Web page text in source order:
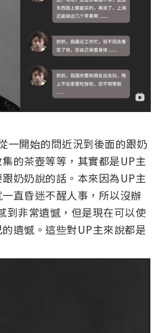
一開始的問近況到後面的跟奶
的茶壺等等，其實都是UP主
奶奶說的話。本來因為UP主
直昏迷不醒人事，所以沒辦
到非常遺憾，但是現在可以使
遺憾。這些對UP主來說都是